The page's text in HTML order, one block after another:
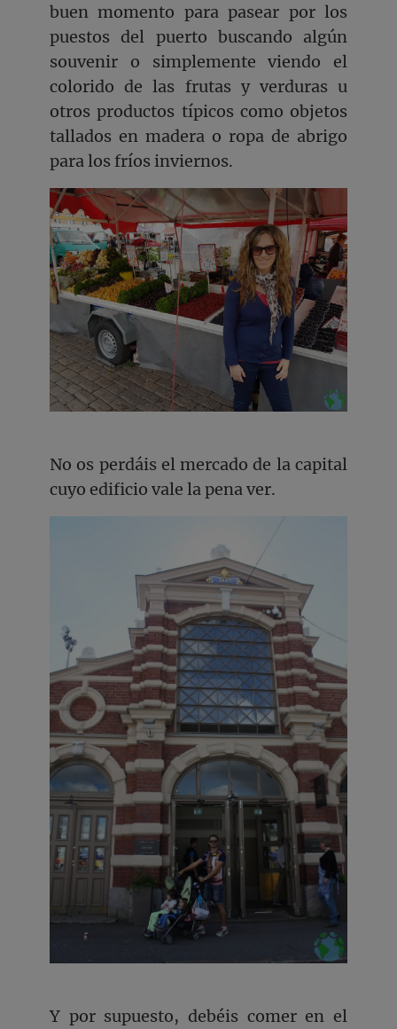
buen momento para pasear por los
puestos del puerto buscando algún
souvenir o simplemente viendo el
colorido de las frutas y verduras u
otros productos típicos como objetos
tallados en madera o ropa de abrigo
para los fríos inviernos.
No os perdáis el mercado de la capital
cuyo edificio vale la pena ver.
Y por supuesto, debéis comer en el